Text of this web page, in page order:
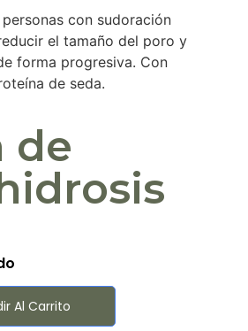
de
Al Carrito
con sudoración
el tamaño del poro y
forma progresiva. Con
de seda.